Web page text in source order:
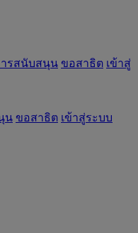
รสนับสนุน ขอสาธิต เข้าสู่
น ขอสาธิต เข้าสู่ระบบ